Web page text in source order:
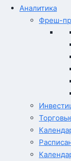
Аналитика
Фреш-